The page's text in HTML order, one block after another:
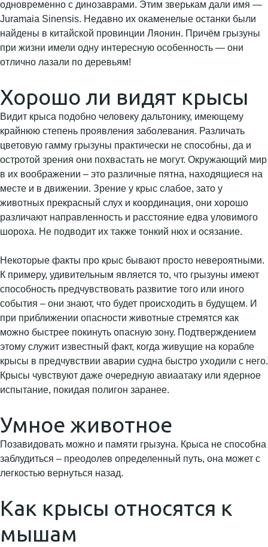
одновременно с динозаврами. Этим зверькам дали имя —
Juramaia Sinensis. Недавно их окаменелые останки были
найдены в китайской провинции Ляонин. Причём грызуны
при жизни имели одну интересную особенность — они
отлично лазали по деревьям!
Хорошо ли видят крысы
Видит крыса подобно человеку дальтонику, имеющему
крайнюю степень проявления заболевания. Различать
цветовую гамму грызуны практически не способны, да и
остротой зрения они похвастать не могут. Окружающий мир
в их воображении – это различные пятна, находящиеся на
месте и в движении. Зрение у крыс слабое, зато у
животных прекрасный слух и координация, они хорошо
различают направленность и расстояние едва уловимого
шороха. Не подводит их также тонкий нюх и осязание.
Некоторые факты про крыс бывают просто невероятными.
К примеру, удивительным является то, что грызуны имеют
способность предчувствовать развитие того или иного
события – они знают, что будет происходить в будущем. И
при приближении опасности животные стремятся как
можно быстрее покинуть опасную зону. Подтверждением
этому служит известный факт, когда живущие на корабле
крысы в предчувствии аварии судна быстро уходили с него.
Крысы чувствуют даже очередную авиаатаку или ядерное
испытание, покидая полигон заранее.
Умное животное
Позавидовать можно и памяти грызуна. Крыса не способна
заблудиться – преодолев определенный путь, она может с
легкостью вернуться назад.
Как крысы относятся к
мышам